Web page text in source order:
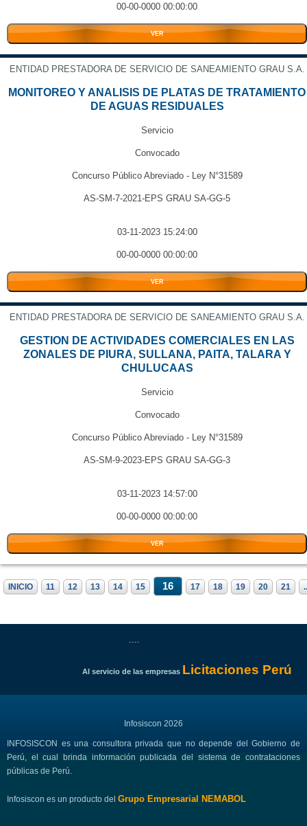
00-00-0000 00:00:00
VER
ENTIDAD PRESTADORA DE SERVICIO DE SANEAMIENTO GRAU S.A.
MONITOREO Y ANALISIS DE PLATAS DE TRATAMIENTO
DE AGUAS RESIDUALES
Servicio
Convocado
Concurso Público Abreviado - Ley N°31589
AS-SM-7-2021-EPS GRAU SA-GG-5
03-11-2023 15:24:00
00-00-0000 00:00:00
VER
ENTIDAD PRESTADORA DE SERVICIO DE SANEAMIENTO GRAU S.A.
GESTION DE ACTIVIDADES COMERCIALES EN LAS
ZONALES DE PIURA, SULLANA, PAITA, TALARA Y
CHULUCAAS
Servicio
Convocado
Concurso Público Abreviado - Ley N°31589
AS-SM-9-2023-EPS GRAU SA-GG-3
03-11-2023 14:57:00
00-00-0000 00:00:00
VER
INICIO 11 12 13 14 15 16 17 18 19 20 21
Al servicio de las empresas Licitaciones Perú
Infosiscon 2026
INFOSISCON es una consultora privada que no depende del Gobierno de
Perú, el cual brinda información publicada del sistema de contrataciones
públicas de Perú.
Infosiscon es un producto del Grupo Empresarial NEMABOL